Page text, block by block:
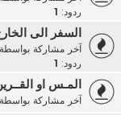
ردود:
السفر الى
آخر مشاركة بواسطة
ردود:
المـس او
آخر مشاركة بواسطة